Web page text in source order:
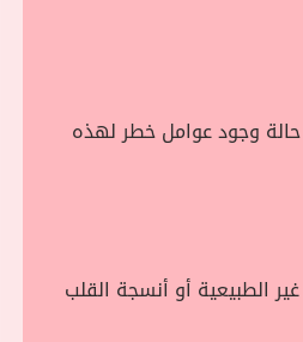
وجود عوامل خطر لهذه
الطبيعية أو أنسجة القلب